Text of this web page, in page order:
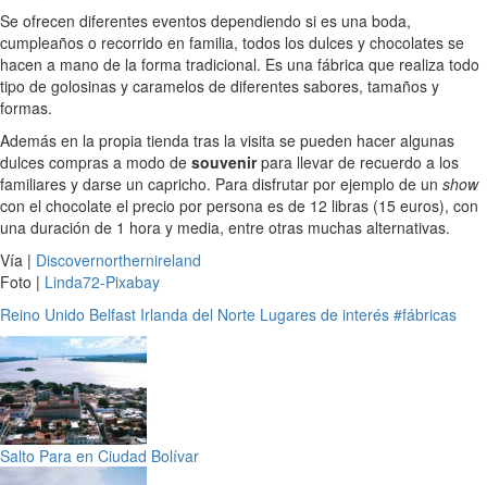
Se ofrecen diferentes eventos dependiendo si es una boda,
cumpleaños o recorrido en familia, todos los dulces y chocolates se
hacen a mano de la forma tradicional. Es una fábrica que realiza todo
tipo de golosinas y caramelos de diferentes sabores, tamaños y
formas.
Además en la propia tienda tras la visita se pueden hacer algunas
dulces compras a modo de souvenirpara llevar de recuerdo a los
familiares y darse un capricho. Para disfrutar por ejemplo de un show
con el chocolate el precio por persona es de 12 libras (15 euros), con
una duración de 1 hora y media, entre otras muchas alternativas.
Vía | Discovernorthernireland
Foto | Linda72-Pixabay
Reino Unido Belfast Irlanda del Norte Lugares de interés #fábricas
Salto Para en Ciudad Bolívar